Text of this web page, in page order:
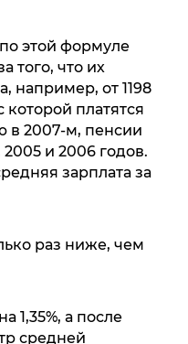
этой формуле
того, что их
например, от 1198
платятся
в 2007-м, пенсии
и 2006 годов.
зарплата за
раз ниже, чем
1,35%, а после
средней